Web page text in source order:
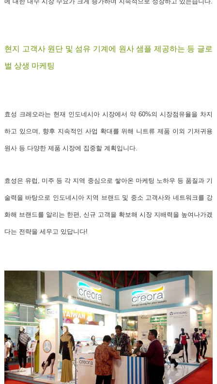
현지 고객사 원단 및 섬유 기계에 원사 샘플 제공하는 등 글로
벌 상생 마케팅
효성 크레오라는 현재 인도네시아 시장에서 약 60%의 시장점유율을 차지
하고 있으며, 향후 지속적인 사업 확대를 위해 니트류 제품 이외 기저귀용
원사 등 다양한 제품 시장에 집중할 계획 입니다.
효성은 유럽, 미주 등 각 지역 중심으로 쌓아온 마케팅 노하우 등 품질과 기
술력을 바탕으로 인도네시아 지역 브랜드 및 중소 고객사와 네트워크를 강
화해 브랜드를 알리는 한편, 신규 고객을 확보해 시장 지배력을 높여나가겠
다는 전략을 세우고 있답니다!